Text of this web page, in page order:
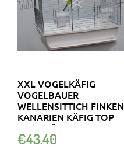
XXL VOGELKÄFIG
VOGELBAUER
WELLENSITTICH FINKEN
KANARIEN KÄFIG TOP
QUALITÄT NEU
€43.40